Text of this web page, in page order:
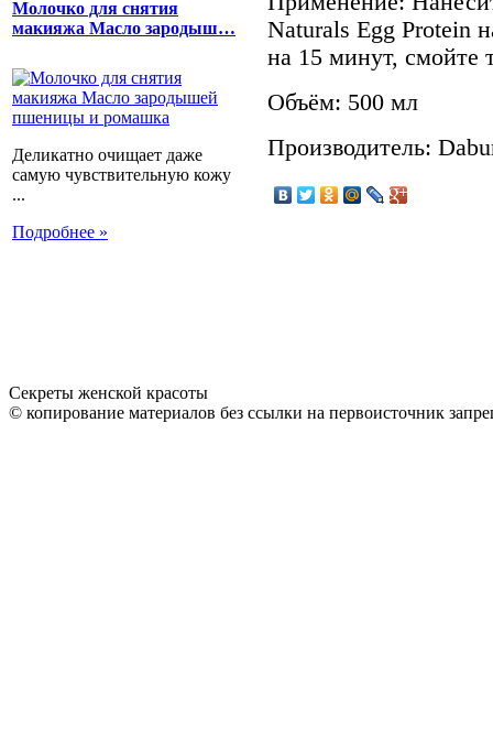
Молочко для снятия
макияжа Масло зародыш…
Деликатно очищает даже
самую чувствительную кожу
...
Подробнее »
Naturals Egg Protein
на 15 минут, смойте
Объём: 500 мл
Производитель:
Секреты женской красоты
© копирование материалов без ссылки на первоисточник